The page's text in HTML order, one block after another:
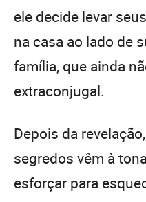
ele decide levar
na casa ao lado de
família, que ainda
extraconjugal.
Depois da
segredos vêm à
esforçar para